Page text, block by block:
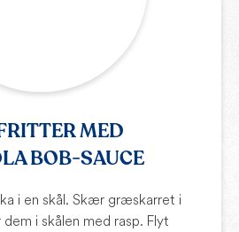
MED
BOB-SAUCE
i en skål. Skær græskarret i
i skålen med rasp. Flyt